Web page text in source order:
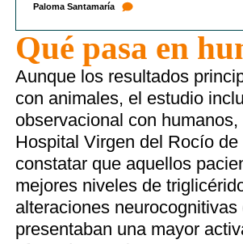
Paloma Santamaría
Qué pasa en
Aunque los resultados
con animales, el estudio
observacional con
Hospital Virgen del Rocío
constatar que aquellos
mejores niveles de
alteraciones
presentaban una mayor